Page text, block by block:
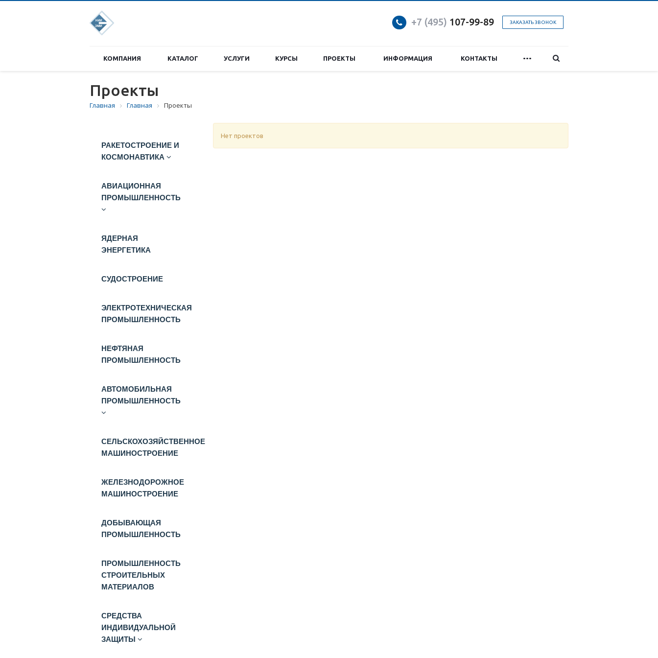
ЗАКАЗАТЬ ЗВОНОК
+7 (495) 107-99-89
КОМПАНИЯ КАТАЛОГ УСЛУГИ КУРСЫ ПРОЕКТЫ ИНФОРМАЦИЯ КОНТАКТЫ ...
Проекты
Главная Главная Проекты
РАКЕТОСТРОЕНИЕ И
КОСМОНАВТИКА
АВИАЦИОННАЯ
ПРОМЫШЛЕННОСТЬ
ЯДЕРНАЯ
ЭНЕРГЕТИКА
СУДОСТРОЕНИЕ
ЭЛЕКТРОТЕХНИЧЕСКАЯ
ПРОМЫШЛЕННОСТЬ
НЕФТЯНАЯ
ПРОМЫШЛЕННОСТЬ
АВТОМОБИЛЬНАЯ
ПРОМЫШЛЕННОСТЬ
СЕЛЬСКОХОЗЯЙСТВЕННОЕ
МАШИНОСТРОЕНИЕ
ЖЕЛЕЗНОДОРОЖНОЕ
МАШИНОСТРОЕНИЕ
ДОБЫВАЮЩАЯ
ПРОМЫШЛЕННОСТЬ
ПРОМЫШЛЕННОСТЬ
СТРОИТЕЛЬНЫХ
МАТЕРИАЛОВ
СРЕДСТВА
ИНДИВИДУАЛЬНОЙ
ЗАЩИТЫ
Нет проектов